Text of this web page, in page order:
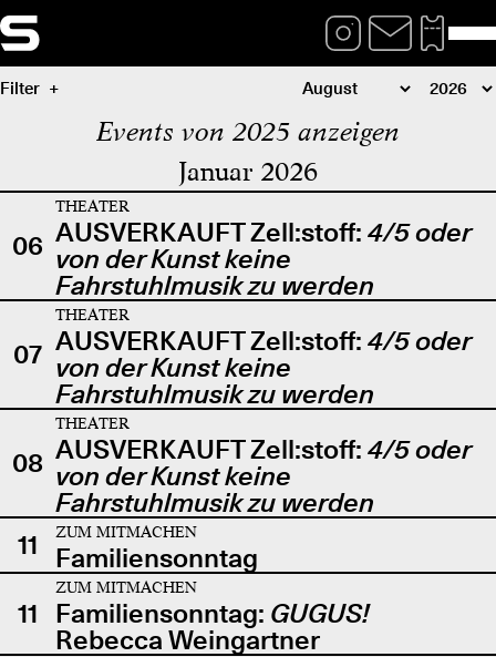
Filter
Events von 2025 anzeigen
Januar 2026
06
THEATER
AUSVERKAUFT Zell:stoff: 4/5 oder
von der Kunst keine
Fahrstuhlmusik zu werden
07
THEATER
AUSVERKAUFT Zell:stoff: 4/5 oder
von der Kunst keine
Fahrstuhlmusik zu werden
08
THEATER
AUSVERKAUFT Zell:stoff: 4/5 oder
von der Kunst keine
Fahrstuhlmusik zu werden
11
ZUM MITMACHEN
Familiensonntag
11
ZUM MITMACHEN
Familiensonntag: GUGUS!
Rebecca Weingartner